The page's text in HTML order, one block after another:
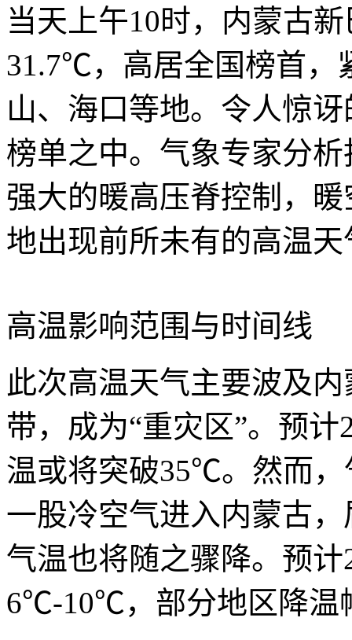
当天上午10时，内蒙古
31.7℃，高居全国榜首，
山、海口等地。令人惊
榜单之中。气象专家分
强大的暖高压脊控制，
地出现前所未有的高温天
高温影响范围与时间线
此次高温天气主要波及
带，成为“重灾区”。预
温或将突破35℃。然而，
一股冷空气进入内蒙古
气温也将随之骤降。预
6℃-10℃，部分地区降温